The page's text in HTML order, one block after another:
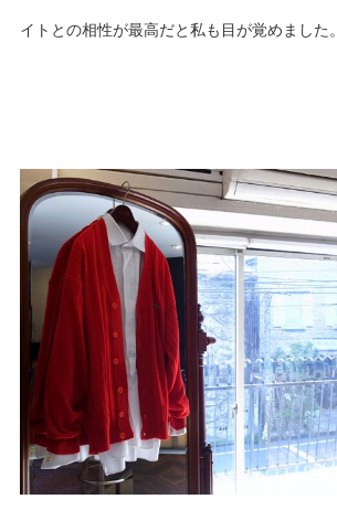
イトとの相性が最高だと私も目が覚めました。